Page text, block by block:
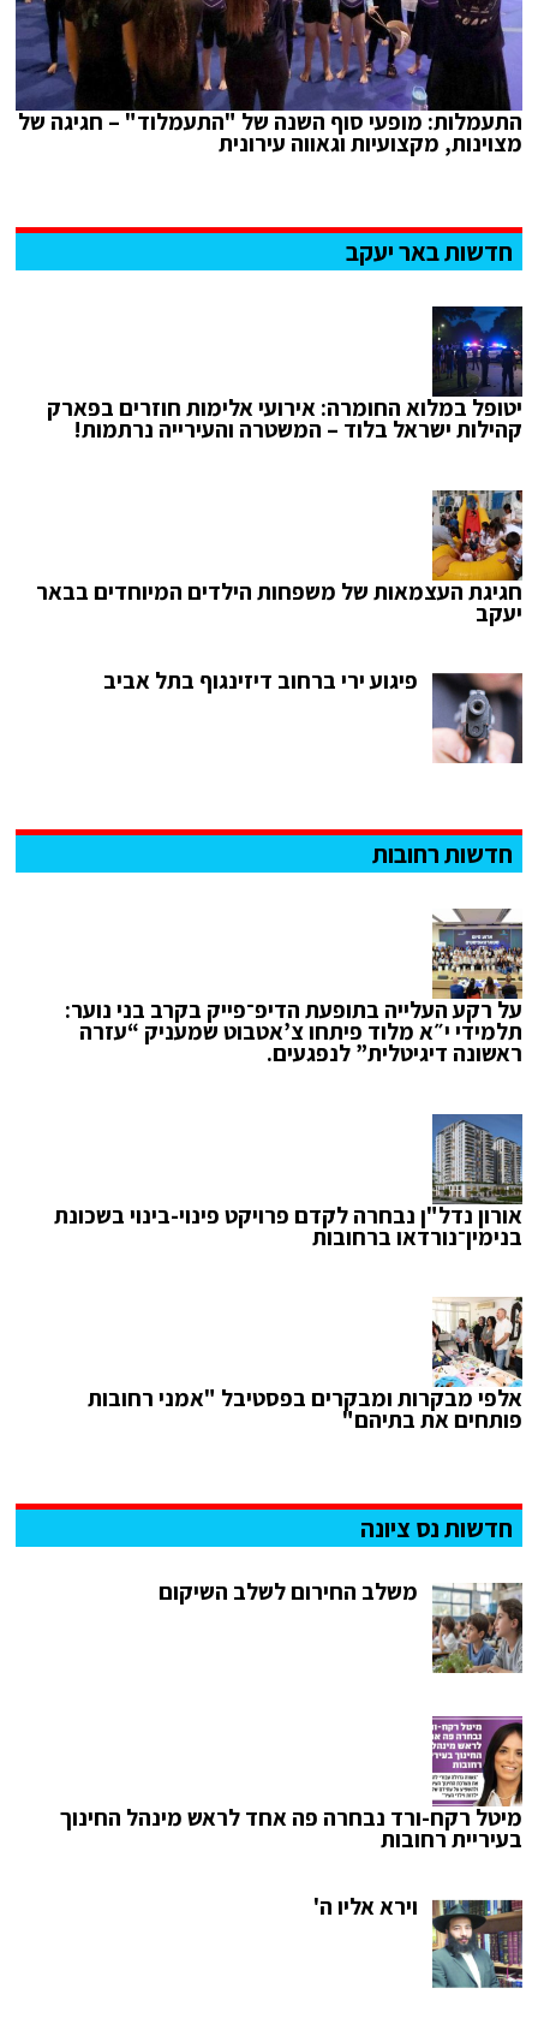
התעמלות: מופעי סוף השנה של "התעמלוד" – חגיגה של
מצוינות, מקצועיות וגאווה עירונית
חדשות באר יעקב
יטופל במלוא החומרה: אירועי אלימות חוזרים בפארק
קהילות ישראל בלוד – המשטרה והעירייה נרתמות!
חגיגת העצמאות של משפחות הילדים המיוחדים בבאר
יעקב
פיגוע ירי ברחוב דיזינגוף בתל אביב
חדשות רחובות
על רקע העלייה בתופעת הדיפ־פייק בקרב בני נוער:
תלמידי י״א מלוד פיתחו צ’אטבוט שמעניק “עזרה
ראשונה דיגיטלית” לנפגעים.
אורון נדל"ן נבחרה לקדם פרויקט פינוי-בינוי בשכונת
בנימין־נורדאו ברחובות
אלפי מבקרות ומבקרים בפסטיבל "אמני רחובות
פותחים את בתיהם"
חדשות נס ציונה
משלב החירום לשלב השיקום
מיטל רקח-ורד נבחרה פה אחד לראש מינהל החינוך
בעיריית רחובות
וירא אליו ה'